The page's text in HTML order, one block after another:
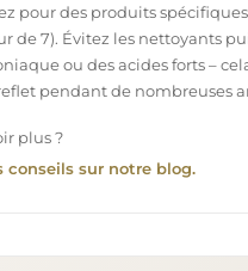
pour des produits
de 7). Évitez les nettoyants
ou des acides forts –
pendant de nombreuses
plus ?
conseils sur notre blog.